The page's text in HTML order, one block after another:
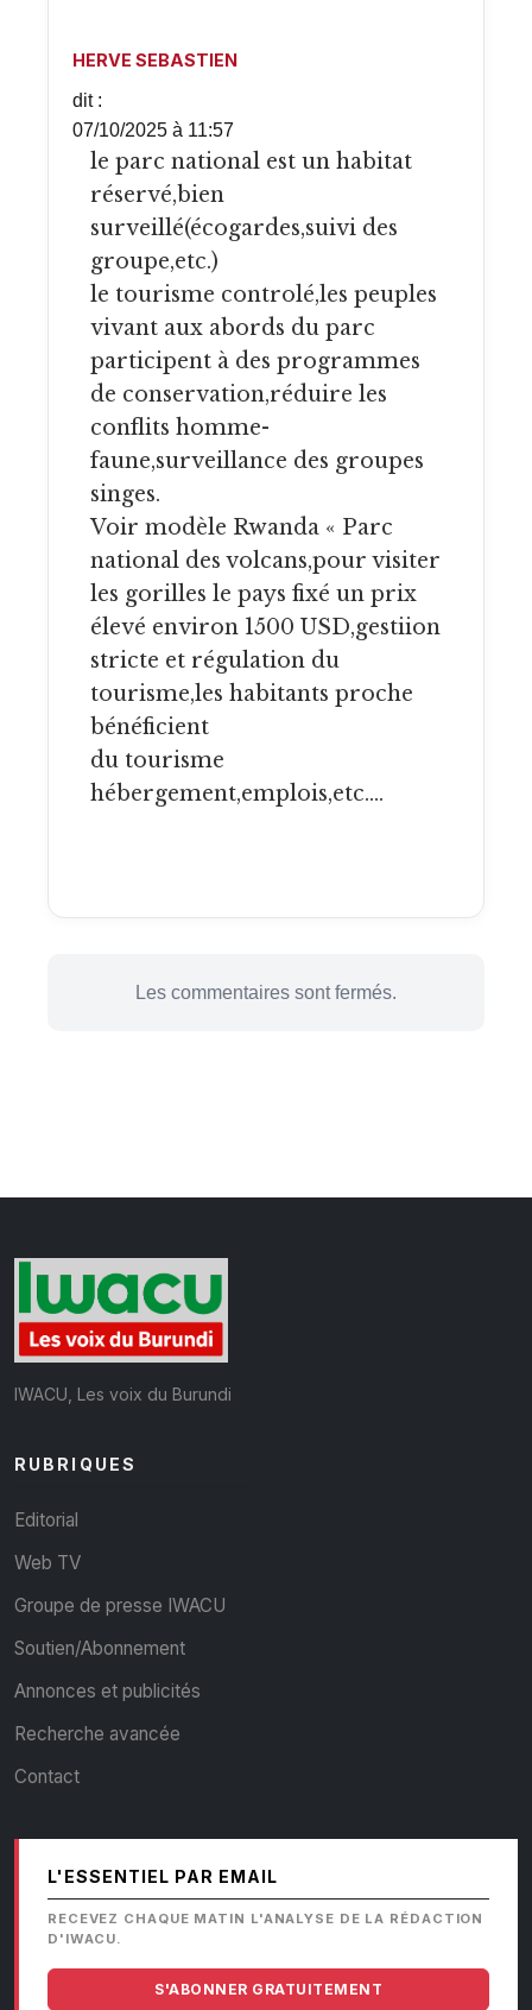
HERVE SEBASTIEN
dit :
07/10/2025 à 11:57
le parc national est un habitat
réservé,bien
surveillé(écogardes,suivi des
groupe,etc.)
le tourisme controlé,les peuples
vivant aux abords du parc
participent à des programmes
de conservation,réduire les
conflits homme-
faune,surveillance des groupes
singes.
Voir modèle Rwanda « Parc
national des volcans,pour visiter
les gorilles le pays fixé un prix
élevé environ 1500 USD,gestiion
stricte et régulation du
tourisme,les habitants proche
bénéficient
du tourisme
hébergement,emplois,etc….
Les commentaires sont fermés.
IWACU, Les voix du Burundi
RUBRIQUES
Editorial
Web TV
Groupe de presse IWACU
Soutien/Abonnement
Annonces et publicités
Recherche avancée
Contact
L'ESSENTIEL PAR EMAIL
RECEVEZ CHAQUE MATIN L'ANALYSE DE LA RÉDACTION
D'IWACU.
S'ABONNER GRATUITEMENT